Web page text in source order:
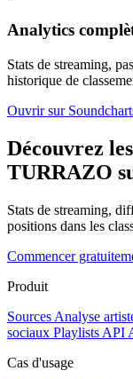
Analytics
Stats de streaming,
historique de
Ouvrir sur
Découvrez
TURRAZO
Stats de streaming,
positions dans les
Commencer
Produit
Sources Analyse
sociaux Playlists API
Cas d'usage